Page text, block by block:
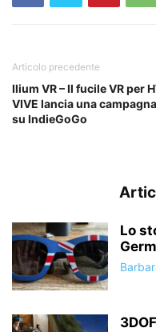
Articolo precedente
Ilium VR – Il fucile VR per
VIVE lancia una campagna
su IndieGoGo
Lo